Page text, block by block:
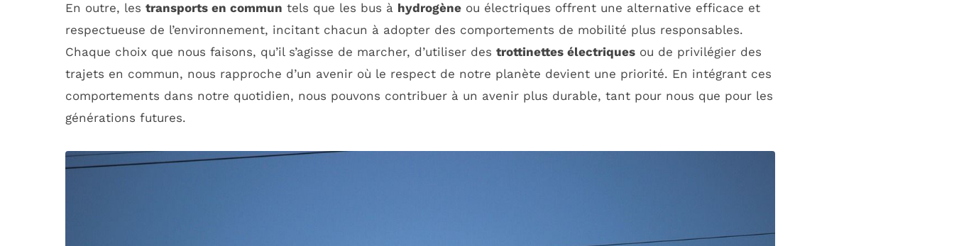
En outre, les transports en commun tels que les bus à hydrogène ou électriques offrent une alternative efficace et
respectueuse de l’environnement, incitant chacun à adopter des comportements de mobilité plus responsables.
Chaque choix que nous faisons, qu’il s’agisse de marcher, d’utiliser des trottinettes électriques ou de privilégier des
trajets en commun, nous rapproche d’un avenir où le respect de notre planète devient une priorité. En intégrant ces
comportements dans notre quotidien, nous pouvons contribuer à un avenir plus durable, tant pour nous que pour les
générations futures.